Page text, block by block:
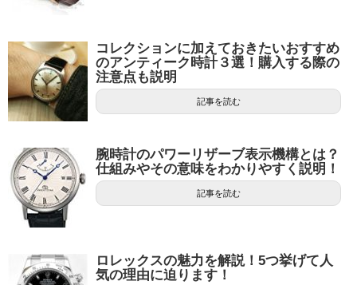
コレクションに加えておきたいおすすめ
のアンティーク時計３選！購入する際の
注意点も説明
記事を読む
腕時計のパワーリザーブ表示機構とは？
仕組みやその意味をわかりやすく説明！
記事を読む
ロレックスの魅力を解説！5つ挙げて人
気の理由に迫ります！